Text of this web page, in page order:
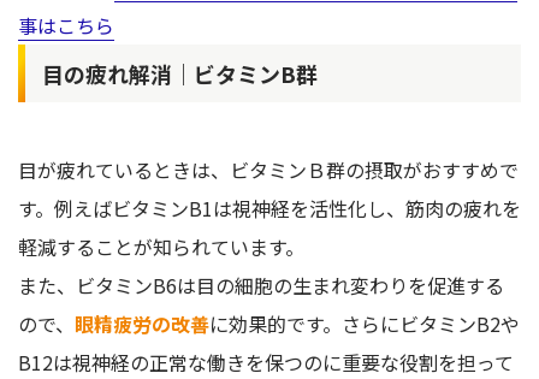
事はこちら
目の疲れ解消｜ビタミンB群
目が疲れているときは、ビタミンＢ群の摂取がおすすめで
す。例えばビタミンB1は視神経を活性化し、筋肉の疲れを
軽減することが知られています。
また、ビタミンB6は目の細胞の生まれ変わりを促進する
ので、 眼精疲労の改善に効果的です。さらにビタミンB2や
B12は視神経の正常な働きを保つのに重要な役割を担って